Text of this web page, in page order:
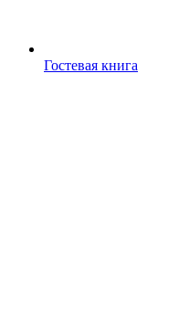
Гостевая книга